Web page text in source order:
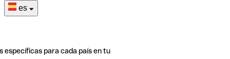
es
específicas para cada país en tu